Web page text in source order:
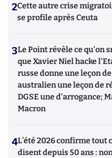
2Cette autre crise
se profile après Ceuta
3Le Point révèle ce qu'on
que Xavier Niel hacke
russe donne une leçon
australien une leçon de
DGSE une d'arrogance;
Macron
4L’été 2026 confirme tout
disent depuis 50 ans :